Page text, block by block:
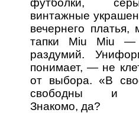
винтажные
вечернего
тапки Miu Miu
раздумий.
понимает, — не
от выбора. «В
свободны и
Знакомо, да?